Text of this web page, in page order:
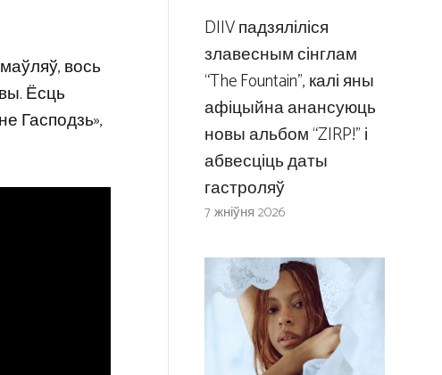
вось
Ёсць
Гасподзь»,
DIIV падзяліліся
злавесным сінглам
“The Fountain”, калі яны
афіцыйна анансуюць
новы альбом “ZIRP!” і
абвесціць даты
гастроляў
7 жніўня 2026